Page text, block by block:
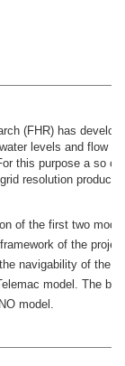
(FHR) has
levels and flow
this purpose a so
resolution produce
of the first two
of the
navigability of the
model. The
model.